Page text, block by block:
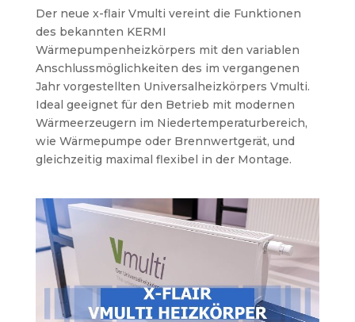
Der neue x-flair Vmulti vereint die Funktionen
des bekannten KERMI
Wärmepumpenheizkörpers mit den variablen
Anschlussmöglichkeiten des im vergangenen
Jahr vorgestellten Universalheizkörpers Vmulti.
Ideal geeignet für den Betrieb mit modernen
Wärmeerzeugern im Niedertemperaturbereich,
wie Wärmepumpe oder Brennwertgerät, und
gleichzeitig maximal flexibel in der Montage.